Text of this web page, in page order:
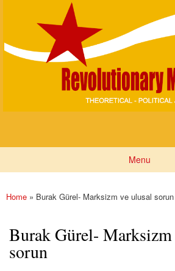
content
Marksizm
Menu
You are here
Home » Burak Gürel- Marksizm ve ulusal sorun
Burak Gürel-
sorun